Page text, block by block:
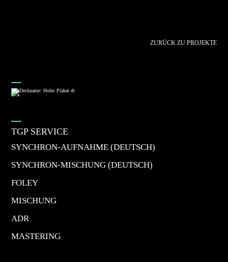
ZURÜCK ZU PROJEKTE
TGP SERVICE
SYNCHRON-AUFNAHME (DEUTSCH)
SYNCHRON-MISCHUNG (DEUTSCH)
FOLEY
MISCHUNG
ADR
MASTERING